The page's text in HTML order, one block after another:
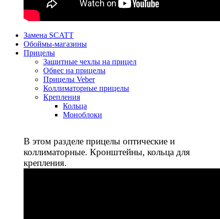
Замена SCATT
Обоймы-магазины
Прицелы
Защитные чехлы на прицел
Обвес на прицелы
Прицелы Veber
Коллиматорные прицелы
Крепления
Кольца
Моноблоки
В этом разделе прицелы оптические и
коллиматорные. Кронштейны, кольца для
крепления.